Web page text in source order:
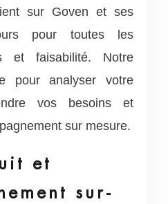
sur Goven et ses
pour toutes les
et faisabilité. Notre
pour analyser votre
vos besoins et
sur mesure.
et
sur-